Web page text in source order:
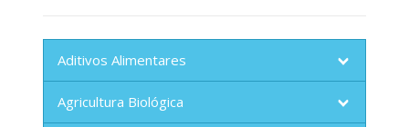
Aditivos Alimentares
Agricultura Biológica